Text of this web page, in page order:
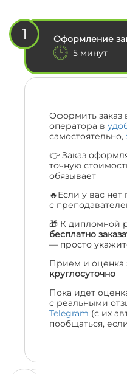
1
Оформление
5 минут
Оформить
оператора в
самостоятельно,
👉 Заказ
точную
обязывает
🔥Если у вас
с
🎁 К дипломной
бесплатно
— просто
Прием и оценка
круглосуточно
Пока идет
с реальными
Telegram (с их
пообщаться,